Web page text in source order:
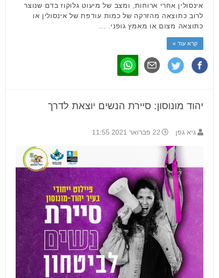
אינסולין אחרי ארוחות, ומצב של מיעוט גלוקוז בדם שנוצר
לרוב כתוצאה מהזרקה של כמות עודפת של אינסולין או
כתוצאה מצום או מאמץ גופני. …
קרא עוד »
יהוד מונוסון: סיירת הנשים יוצאת לדרך
גיא גפן 22 פברואר 2021 11:55